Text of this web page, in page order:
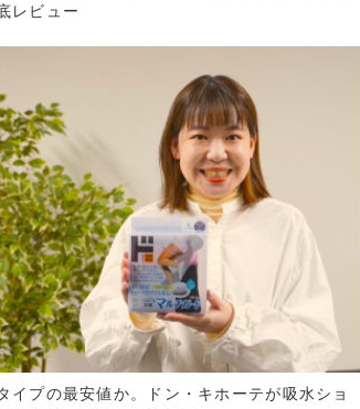
レビュー
イプの最安値か。ドン・キホーテが吸水ショ